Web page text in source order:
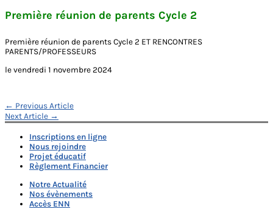
Première réunion de parents Cycle 2
Première réunion de parents Cycle 2 ET RENCONTRES
PARENTS/PROFESSEURS
le vendredi 1 novembre 2024
Navigation
de
l’article
← Previous Article
Next Article →
Inscriptions en ligne
Nous rejoindre
Projet éducatif
Règlement Financier
Notre Actualité
Nos évènements
Accès ENN